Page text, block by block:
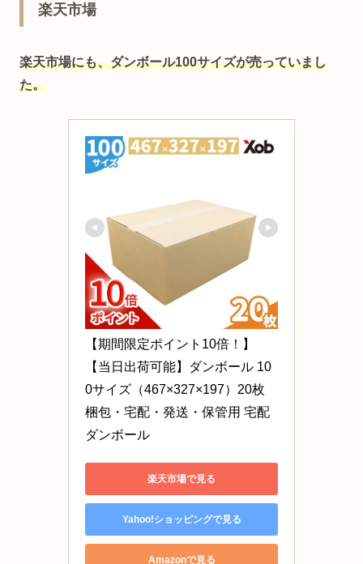
楽天市場
楽天市場にも、ダンボール100サイズが売っていまし
た。
【期間限定ポイント10倍！】
【当日出荷可能】ダンボール 10
0サイズ（467×327×197）20枚
梱包・宅配・発送・保管用 宅配
ダンボール
楽天市場で見る
Yahoo!ショッピングで見る
Amazonで見る